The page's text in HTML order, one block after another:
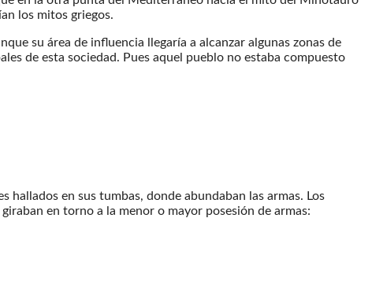
los mitos griegos.
su área de influencia llegaría a alcanzar algunas zonas de
de esta sociedad. Pues aquel pueblo no estaba compuesto
en sus tumbas, donde abundaban las armas. Los
en torno a la menor o mayor posesión de armas: